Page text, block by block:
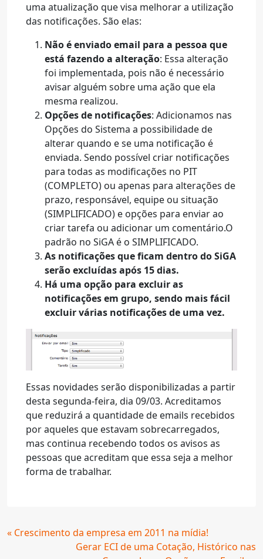
uma atualização que visa melhorar a utilização
das notificações. São elas:
Não é enviado email para a pessoa que
está fazendo a alteração: Essa alteração
foi implementada, pois não é necessário
avisar alguém sobre uma ação que ela
mesma realizou.
Opções de notificações: Adicionamos nas
Opções do Sistema a possibilidade de
alterar quando e se uma notificação é
enviada. Sendo possível criar notificações
para todas as modificações no PIT
(COMPLETO) ou apenas para alterações de
prazo, responsável, equipe ou situação
(SIMPLIFICADO) e opções para enviar ao
criar tarefa ou adicionar um comentário.O
padrão no SiGA é o SIMPLIFICADO.
As notificações que ficam dentro do SiGA
serão excluídas após 15 dias.
Há uma opção para excluir as
notificações em grupo, sendo mais fácil
excluir várias notificações de uma vez.
Essas novidades serão disponibilizadas a partir
desta segunda-feira, dia 09/03. Acreditamos
que reduzirá a quantidade de emails recebidos
por aqueles que estavam sobrecarregados,
mas continua recebendo todos os avisos as
pessoas que acreditam que essa seja a melhor
forma de trabalhar.
Continue
« Crescimento da empresa em 2011 na mídia!
Gerar ECI de uma Cotação, Histórico nas